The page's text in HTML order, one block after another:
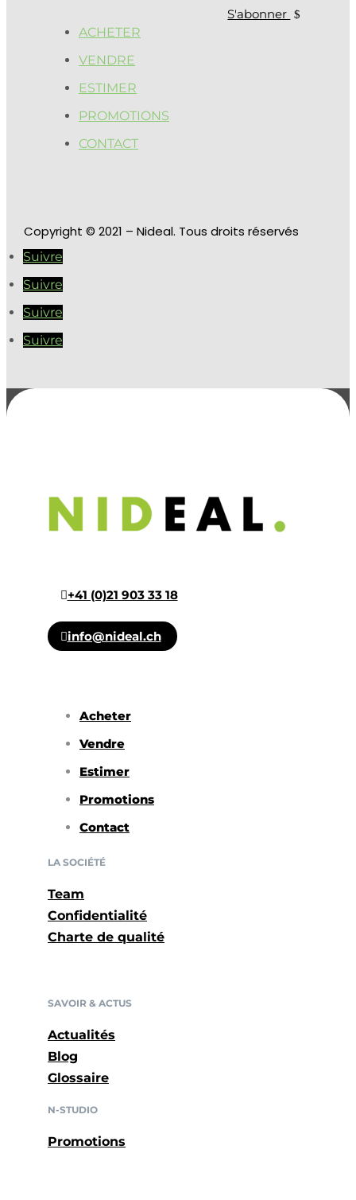
S'abonner
ACHETER
VENDRE
ESTIMER
PROMOTIONS
CONTACT
Copyright © 2021 – Nideal. Tous droits réservés
Suivre
Suivre
Suivre
Suivre
+41 (0)21 903 33 18
info@nideal.ch
Acheter
Vendre
Estimer
Promotions
Contact
LA SOCIÉTÉ
Team
Confidentialité
Charte de qualité
SAVOIR & ACTUS
Actualités
Blog
Glossaire
N-STUDIO
Promotions